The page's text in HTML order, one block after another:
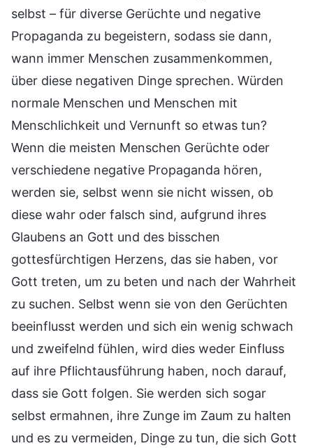
selbst – für diverse Gerüchte und negative
Propaganda zu begeistern, sodass sie dann,
wann immer Menschen zusammenkommen,
über diese negativen Dinge sprechen. Würden
normale Menschen und Menschen mit
Menschlichkeit und Vernunft so etwas tun?
Wenn die meisten Menschen Gerüchte oder
verschiedene negative Propaganda hören,
werden sie, selbst wenn sie nicht wissen, ob
diese wahr oder falsch sind, aufgrund ihres
Glaubens an Gott und des bisschen
gottesfürchtigen Herzens, das sie haben, vor
Gott treten, um zu beten und nach der Wahrheit
zu suchen. Selbst wenn sie von den Gerüchten
beeinflusst werden und sich ein wenig schwach
und zweifelnd fühlen, wird dies weder Einfluss
auf ihre Pflichtausführung haben, noch darauf,
dass sie Gott folgen. Sie werden sich sogar
selbst ermahnen, ihre Zunge im Zaum zu halten
und es zu vermeiden, Dinge zu tun, die sich Gott